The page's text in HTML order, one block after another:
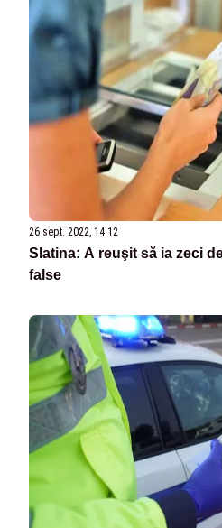
26 sept. 2022, 14:12
Slatina: A reuşit să ia zeci
false